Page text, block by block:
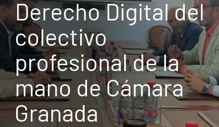
Derecho Digital del
colectivo
profesional de la
mano de Cámara
Granada